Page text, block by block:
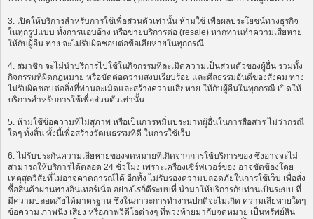
3. เปิดให้บริการสำหรับการใช้เพื่อส่วนตัวเท่านั้น ห้ามใช้ เพื่อผลประโยชน์ทางธุรกิจ
ในทุกรูปแบบ ทั้งการแอบอ้าง หรือขายบริการต่อ (resale) หากท่านทำความเสียหาย
ให้กับผู้อื่น ทาง จะไม่รับผิดชอบต่อข้อเสียหายในทุกกรณี
4. สมาชิก จะไม่นำบริการไปใช้ในกิจกรรมที่ละเมิดความเป็นส่วนตัวของผู้อื่น รวมทั้ง
กิจกรรมที่ผิดกฎหมาย หรือขัดต่อความสงบเรียบร้อย และศีลธรรมอันดีของสังคม ทาง
ไม่รับผิดชอบต่อสิ่งที่ท่านละเมิดและสร้างความเสียหาย ให้กับผู้อื่นในทุกกรณี เปิดให้
บริการสำหรับการใช้เพื่อส่วนตัวเท่านั้น
5. ห้ามใช้ข้อความที่ไม่สุภาพ หรือเป็นการหมิ่นประมาทผู้อื่นในการสื่อสาร ไม่ว่ากรณี
ใดๆ ทั้งสิ้น ทั้งนี้เพื่อสร้างวัฒนธรรมที่ดี ในการใช้เว็บ
6. ไม่รับประกันความเสียหายของจดหมายที่เกิดจากการใช้บริการของ ซึ่งอาจจะไม่
สามารถให้บริการได้ตลอด 24 ชั่วโมง เพราะเครื่องเซิร์ฟเวอร์ของ อาจขัดข้องโดย
เหตุสุดวิสัยที่ไม่อาจคาดการณ์ได้ อีกทั้ง ไม่รับรองความปลอดภัยในการใช้เว็บ เพื่อสั่ง
ซื้อสินค้าผ่านทางอินเทอร์เน็ต อย่างไรก็ดีระบบที่ นำมาให้บริการกับท่านเป็นระบบ ที่
มีความปลอดภัยได้มาตรฐาน ซึ่งในภาวะการทำงานปกติจะไม่เกิด ความเสียหายใดๆ
ข้อความ ภาพนิ่ง เสียง หรือภาพวิดีโอต่างๆ ที่พ่วงท้ายมากับจดหมาย เป็นทรัพย์สิน